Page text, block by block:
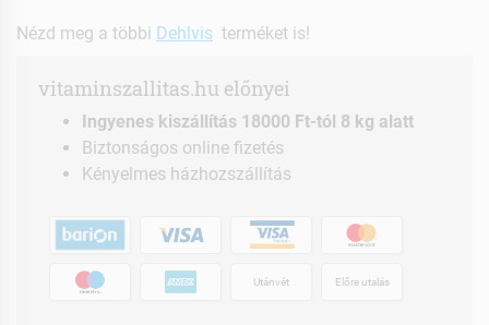
Nézd meg a többi Dehlvis terméket is!
vitaminszallitas.hu előnyei
Ingyenes kiszállítás 18000 Ft-tól 8 kg alatt
Biztonságos online fizetés
Kényelmes házhozszállítás
Utánvét Előre utalás